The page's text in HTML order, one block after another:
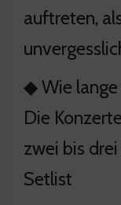
auftreten,
◆ Wie lange
Die
zwei bis
Setlist